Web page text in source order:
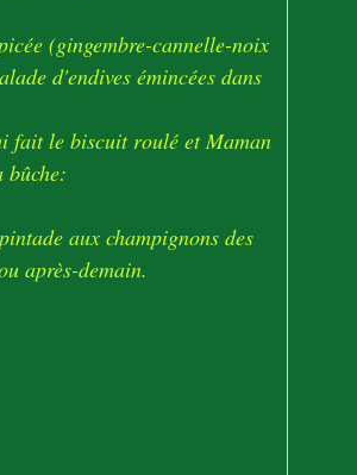
(gingembre-cannelle-noix
d'endives émincées dans
fait le biscuit roulé et Maman
aux champignons des
après-demain.